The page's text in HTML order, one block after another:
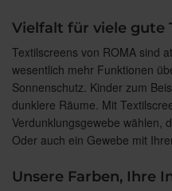
Vielfalt für viele gute
Textilscreens von ROMA sind
wesentlich mehr Funktionen
Sonnenschutz. Kinder zum
dunklere Räume. Mit
Verdunklungsgewebe wählen,
Oder auch ein Gewebe mit
Unsere Farben, Ihre